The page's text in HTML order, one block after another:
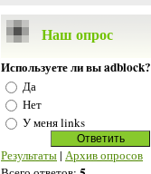
Наш опрос
Используете ли вы adblock?
Да
Нет
У меня links
Результаты| Архив опросов